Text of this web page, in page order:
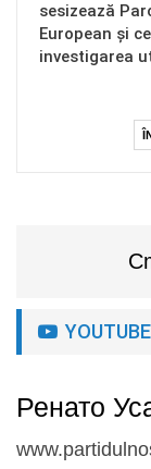
sesizează
European și
investigarea
YOUTUBE
Ренато